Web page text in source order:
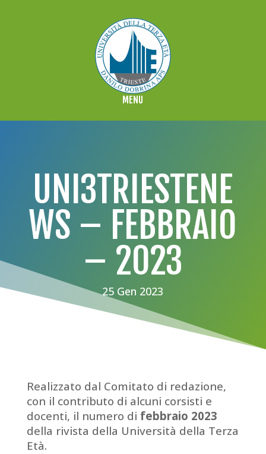
UNI3TRIESTENE
WS – FEBBRAIO
– 2023
25 Gen 2023
Realizzato dal Comitato di redazione,
con il contributo di alcuni corsisti e
docenti, il numero di febbraio 2023
della rivista della Università della Terza
Età.